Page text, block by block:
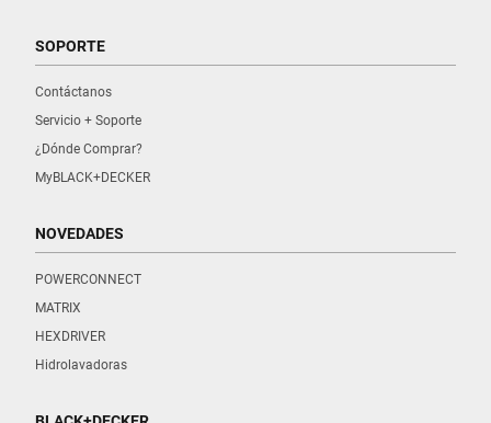
SOPORTE
Contáctanos
Servicio + Soporte
¿Dónde Comprar?
MyBLACK+DECKER
NOVEDADES
POWERCONNECT
MATRIX
HEXDRIVER
Hidrolavadoras